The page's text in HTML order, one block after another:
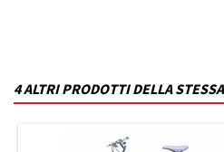
4 ALTRI PRODOTTI DELLA